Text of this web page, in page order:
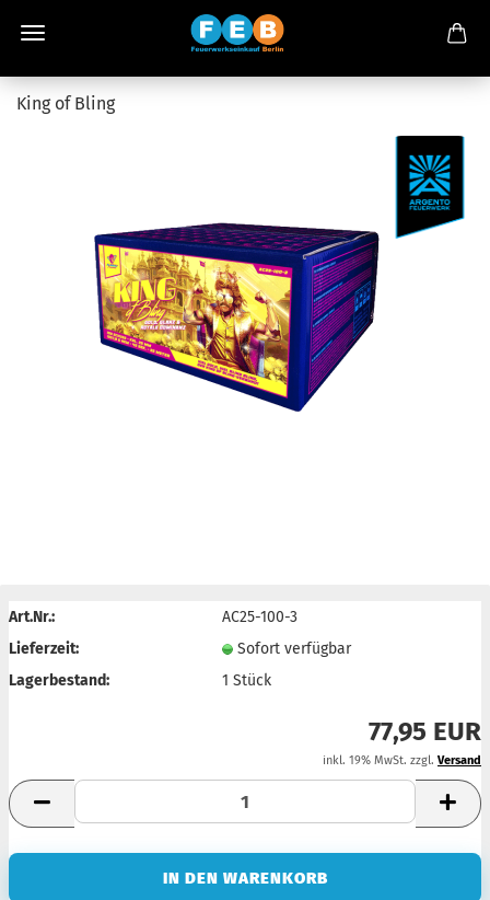
King of Bling
Art.Nr.:
AC25-100-3
Lieferzeit:
Sofort verfügbar
Lagerbestand:
1 Stück
77,95 EUR
inkl. 19% MwSt. zzgl. Versand